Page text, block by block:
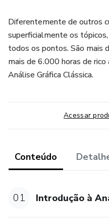
Diferentemente de outros
superficialmente os
todos os pontos. São mais
mais de 6.000 horas de
Análise Gráfica Clássica.
Acessar
Conteúdo
01 Introdução à